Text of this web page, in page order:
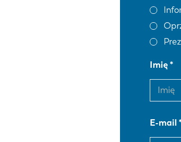
Imię
E-mail